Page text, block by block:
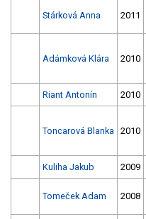
Stárková Anna 2011
Adámková Klára 2010
Riant Antonín 2010
Toncarová Blanka 2010
Kuliha Jakub 2009
Tomeček Adam 2008